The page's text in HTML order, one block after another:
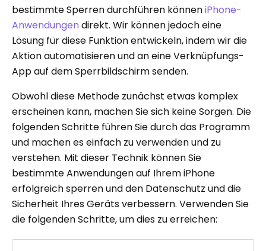
bestimmte Sperren durchführen könneniPhone-
Anwendungen direkt. Wir können jedoch eine
Lösung für diese Funktion entwickeln, indem wir die
Aktion automatisieren und an eine Verknüpfungs-
App auf dem Sperrbildschirm senden.
Obwohl diese Methode zunächst etwas komplex
erscheinen kann, machen Sie sich keine Sorgen. Die
folgenden Schritte führen Sie durch das Programm
und machen es einfach zu verwenden und zu
verstehen. Mit dieser Technik können Sie
bestimmte Anwendungen auf Ihrem iPhone
erfolgreich sperren und den Datenschutz und die
Sicherheit Ihres Geräts verbessern. Verwenden Sie
die folgenden Schritte, um dies zu erreichen: